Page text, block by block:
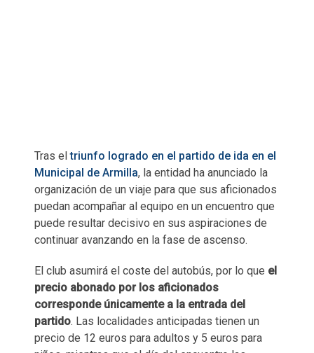
Tras eltriunfo logrado en el partido de ida en el
Municipal de Armilla, la entidad ha anunciado la
organización de un viaje para que sus aficionados
puedan acompañar al equipo en un encuentro que
puede resultar decisivo en sus aspiraciones de
continuar avanzando en la fase de ascenso.
El club asumirá el coste del autobús, por lo que el
precio abonado por los aficionados
corresponde únicamente a la entrada del
partido. Las localidades anticipadas tienen un
precio de 12 euros para adultos y 5 euros para